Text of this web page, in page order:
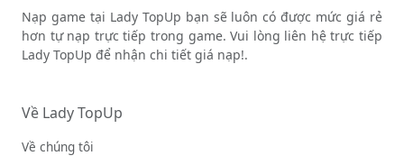
Nạp game tại Lady TopUp bạn sẽ luôn có được mức giá rẻ
hơn tự nạp trực tiếp trong game. Vui lòng liên hệ trực tiếp
Lady TopUp để nhận chi tiết giá nạp!.
Về Lady TopUp
Về chúng tôi